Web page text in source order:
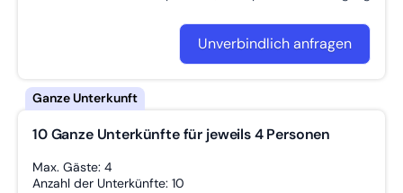
Unverbindlich anfragen
10 Ganze Unterkünfte für jeweils 4 Personen
Max. Gäste: 4
Anzahl der Unterkünfte: 10